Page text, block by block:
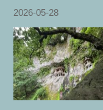
2026-05-28